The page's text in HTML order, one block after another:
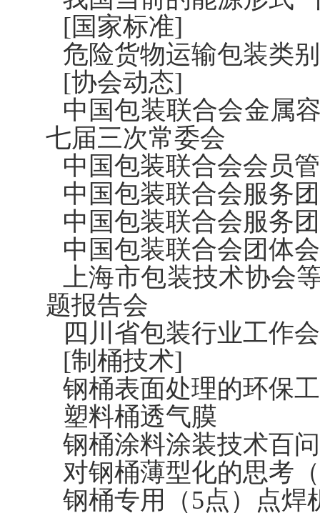
[国家标准]
危险货物运输包装类
[协会动态]
中国包装联合会金属
七届三次常委会
中国包装联合会会员
中国包装联合会服务
中国包装联合会服务
中国包装联合会团体
上海市包装技术协会
题报告会
四川省包装行业工作
[制桶技术]
钢桶表面处理的环保
塑料桶透气膜
钢桶涂料涂装技术百
对钢桶薄型化的思考
钢桶专用（5点）点焊